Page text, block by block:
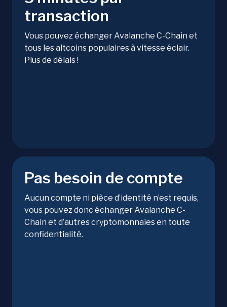
transaction
Vous pouvez échanger Avalanche C-Chain et
tous les altcoins populaires à vitesse éclair.
Plus de délais !
Pas besoin de compte
Aucun compte ni pièce d’identité n’est requis,
vous pouvez donc échanger Avalanche C-
Chain et d’autres cryptomonnaies en toute
confidentialité.